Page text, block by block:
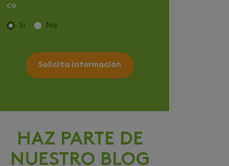
co
Si No
Solicita información
HAZ PARTE DE
NUESTRO BLOG